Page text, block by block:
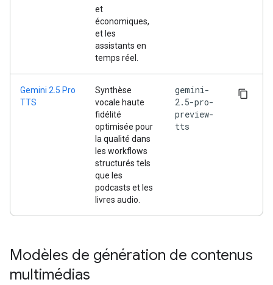
et
économiques,
et les
assistants en
temps réel.
Gemini 2.5 Pro
TTS
Synthèse
vocale haute
fidélité
optimisée pour
la qualité dans
les workflows
structurés tels
que les
podcasts et les
livres audio.
gemini-
2.5-pro-
preview-
tts
Modèles de génération de contenus
multimédias